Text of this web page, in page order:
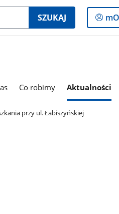
SZUKAJ
do
Co robimy Aktualności
przy ul. Łabiszyńskiej